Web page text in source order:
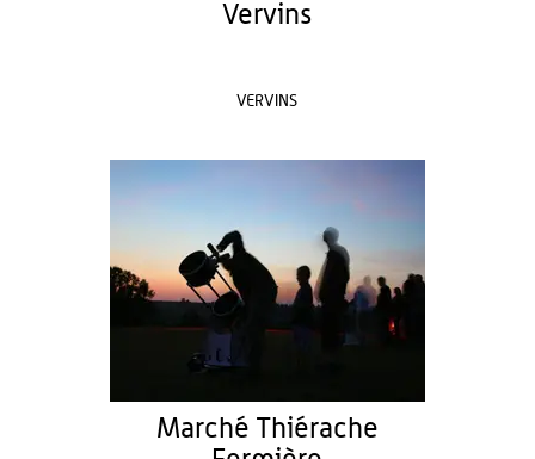
Vervins
VERVINS
Marché Thiérache